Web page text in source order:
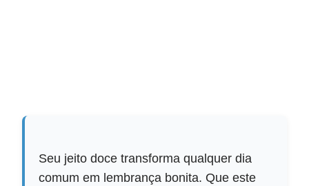
Seu jeito doce transforma qualquer dia
comum em lembrança bonita. Que este